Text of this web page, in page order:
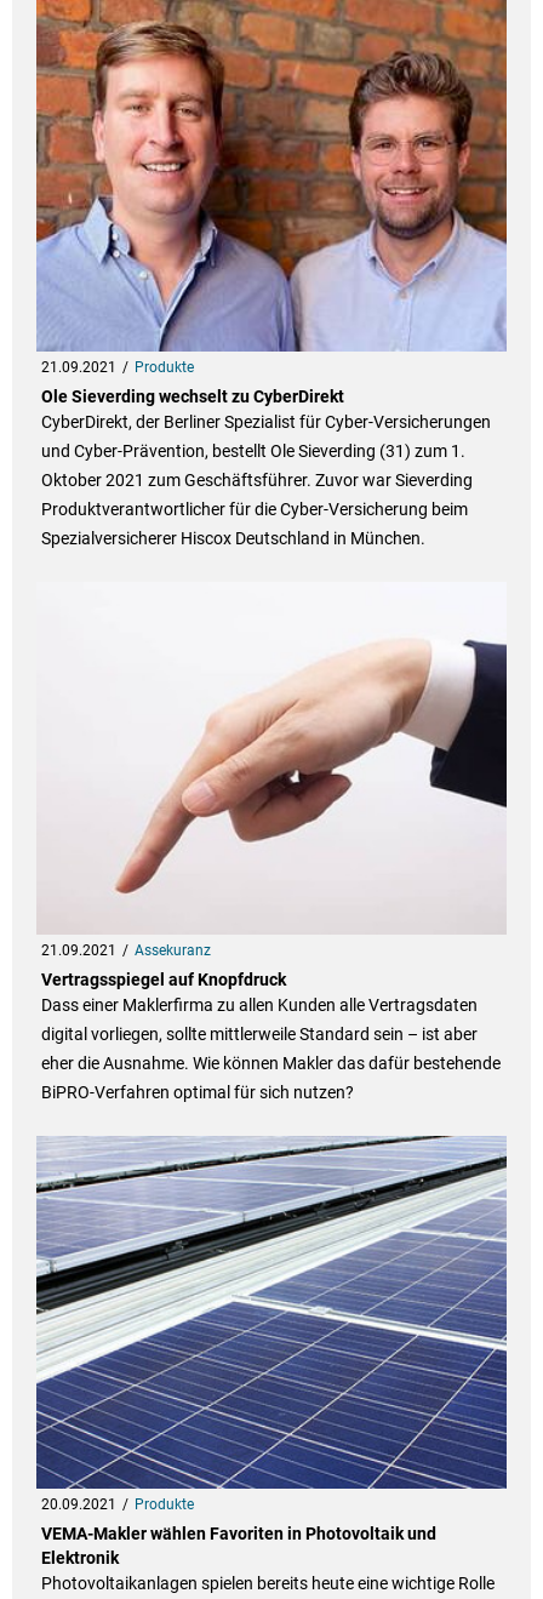
21.09.2021 Produkte
Ole Sieverding wechselt zu CyberDirekt
CyberDirekt, der Berliner Spezialist für Cyber-Versicherungen
und Cyber-Prävention, bestellt Ole Sieverding (31) zum 1.
Oktober 2021 zum Geschäftsführer. Zuvor war Sieverding
Produktverantwortlicher für die Cyber-Versicherung beim
Spezialversicherer Hiscox Deutschland in München.
21.09.2021 Assekuranz
Vertragsspiegel auf Knopfdruck
Dass einer Maklerfirma zu allen Kunden alle Vertragsdaten
digital vorliegen, sollte mittlerweile Standard sein – ist aber
eher die Ausnahme. Wie können Makler das dafür bestehende
BiPRO-Verfahren optimal für sich nutzen?
20.09.2021 Produkte
VEMA-Makler wählen Favoriten in Photovoltaik und
Elektronik
Photovoltaikanlagen spielen bereits heute eine wichtige Rolle